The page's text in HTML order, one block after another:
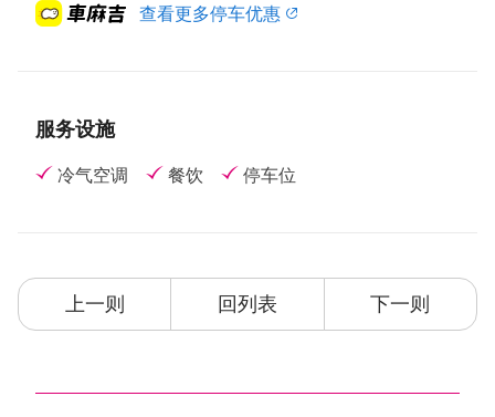
查看更多停车优惠
服务设施
冷气空调 餐饮 停车位
上一则 回列表 下一则